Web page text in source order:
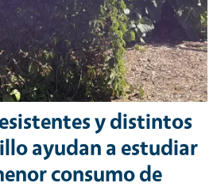
y distintos
ayudan a estudiar
consumo de